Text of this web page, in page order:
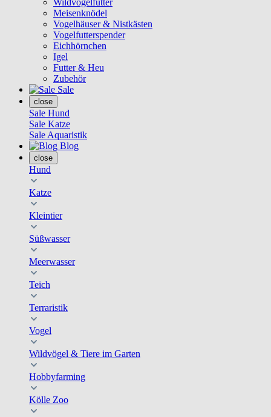
Wildvogelfutter
Meisenknödel
Vogelhäuser & Nistkästen
Vogelfutterspender
Eichhörnchen
Igel
Futter & Heu
Zubehör
Sale
close
Sale Hund
Sale Katze
Sale Aquaristik
Blog
close
Hund
Katze
Kleintier
Süßwasser
Meerwasser
Teich
Terraristik
Vogel
Wildvögel & Tiere im Garten
Hobbyfarming
Kölle Zoo